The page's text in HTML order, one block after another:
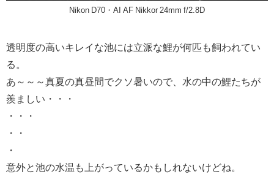
Nikon D70・AI AF Nikkor 24mm f/2.8D
透明度の高いキレイな池には立派な鯉が何匹も飼われてい
る。
あ～～～真夏の真昼間でクソ暑いので、水の中の鯉たちが
羨ましい・・・
・・・
・・
・
意外と池の水温も上がっているかもしれないけどね。